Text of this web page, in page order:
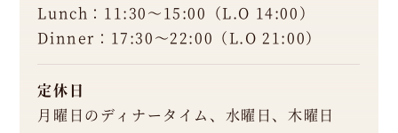
Lunch：11:30～15:00（L.O 14:00）
Dinner：17:30～22:00（L.O 21:00）
定休日
月曜日のディナータイム、水曜日、木曜日